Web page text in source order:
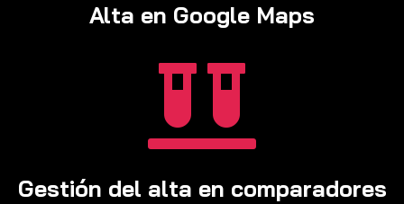
Alta en Google Maps

Gestión del alta en comparadores